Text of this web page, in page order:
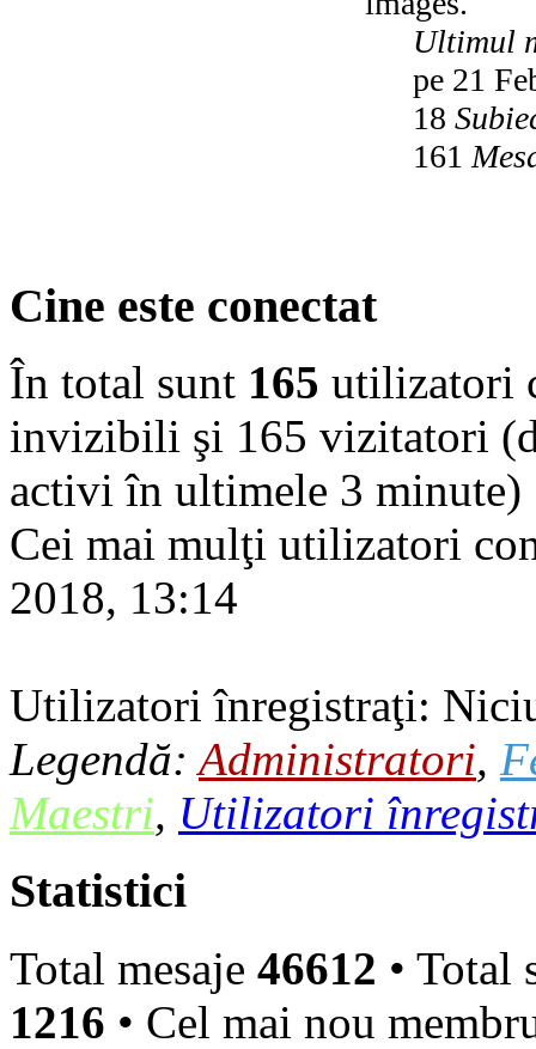
Ultimul
pe 21
18
161
Cine este conectat
În total sunt 165 utilizatori
invizibili şi 165 vizitatori
activi în ultimele 3 minute)
Cei mai mulţi utilizatori
2018, 13:14
Utilizatori înregistraţi:
Legendă:Administratori,
Maestri, Utilizatori
Statistici
Total mesaje 46612 • Total
1216 • Cel mai nou